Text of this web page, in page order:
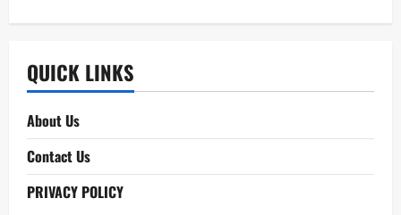
QUICK LINKS
About Us
Contact Us
PRIVACY POLICY